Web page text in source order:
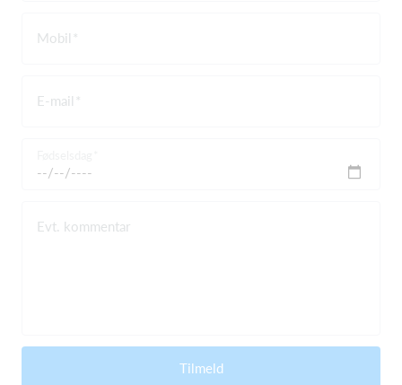
Mobil
E-mail
Evt. kommentar
Tilmeld